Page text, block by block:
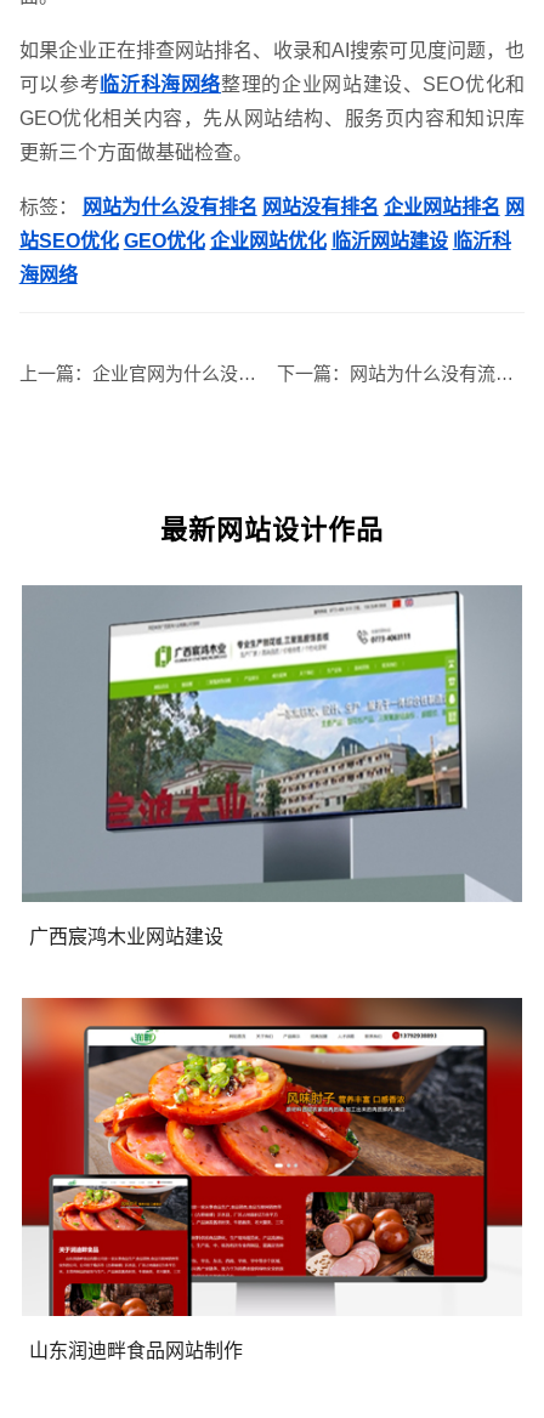
如果企业正在排查网站排名、收录和AI搜索可见度问题，也
可以参考 临沂科海网络整理的企业网站建设、SEO优化和
GEO优化相关内容，先从网站结构、服务页内容和知识库
更新三个方面做基础检查。
标签： 网站为什么没有排名 网站没有排名 企业网站排名 网
站SEO优化 GEO优化 企业网站优化 临沂网站建设 临沂科
海网络
上一篇： 企业官网为什么没有客户咨询？网站转化率低的原因分析 下一篇： 网站为什么没有流量？企业官网没人访问的原因和优化方法
最新网站设计作品
广西宸鸿木业网站建设
山东润迪畔食品网站制作